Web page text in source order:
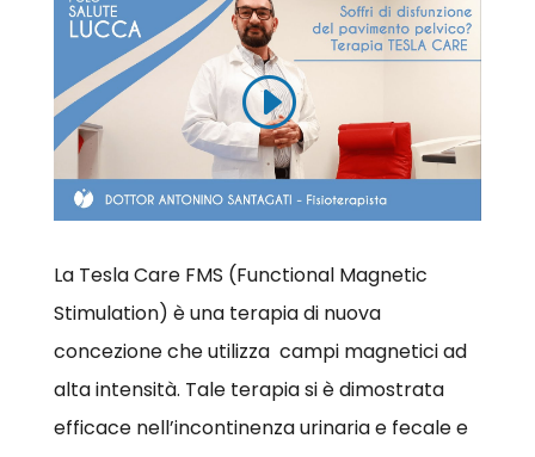
La Tesla Care FMS (Functional Magnetic
Stimulation) è una terapia di nuova
concezione che utilizza campi magnetici ad
alta intensità. Tale terapia si è dimostrata
efficace nell’incontinenza urinaria e fecale e